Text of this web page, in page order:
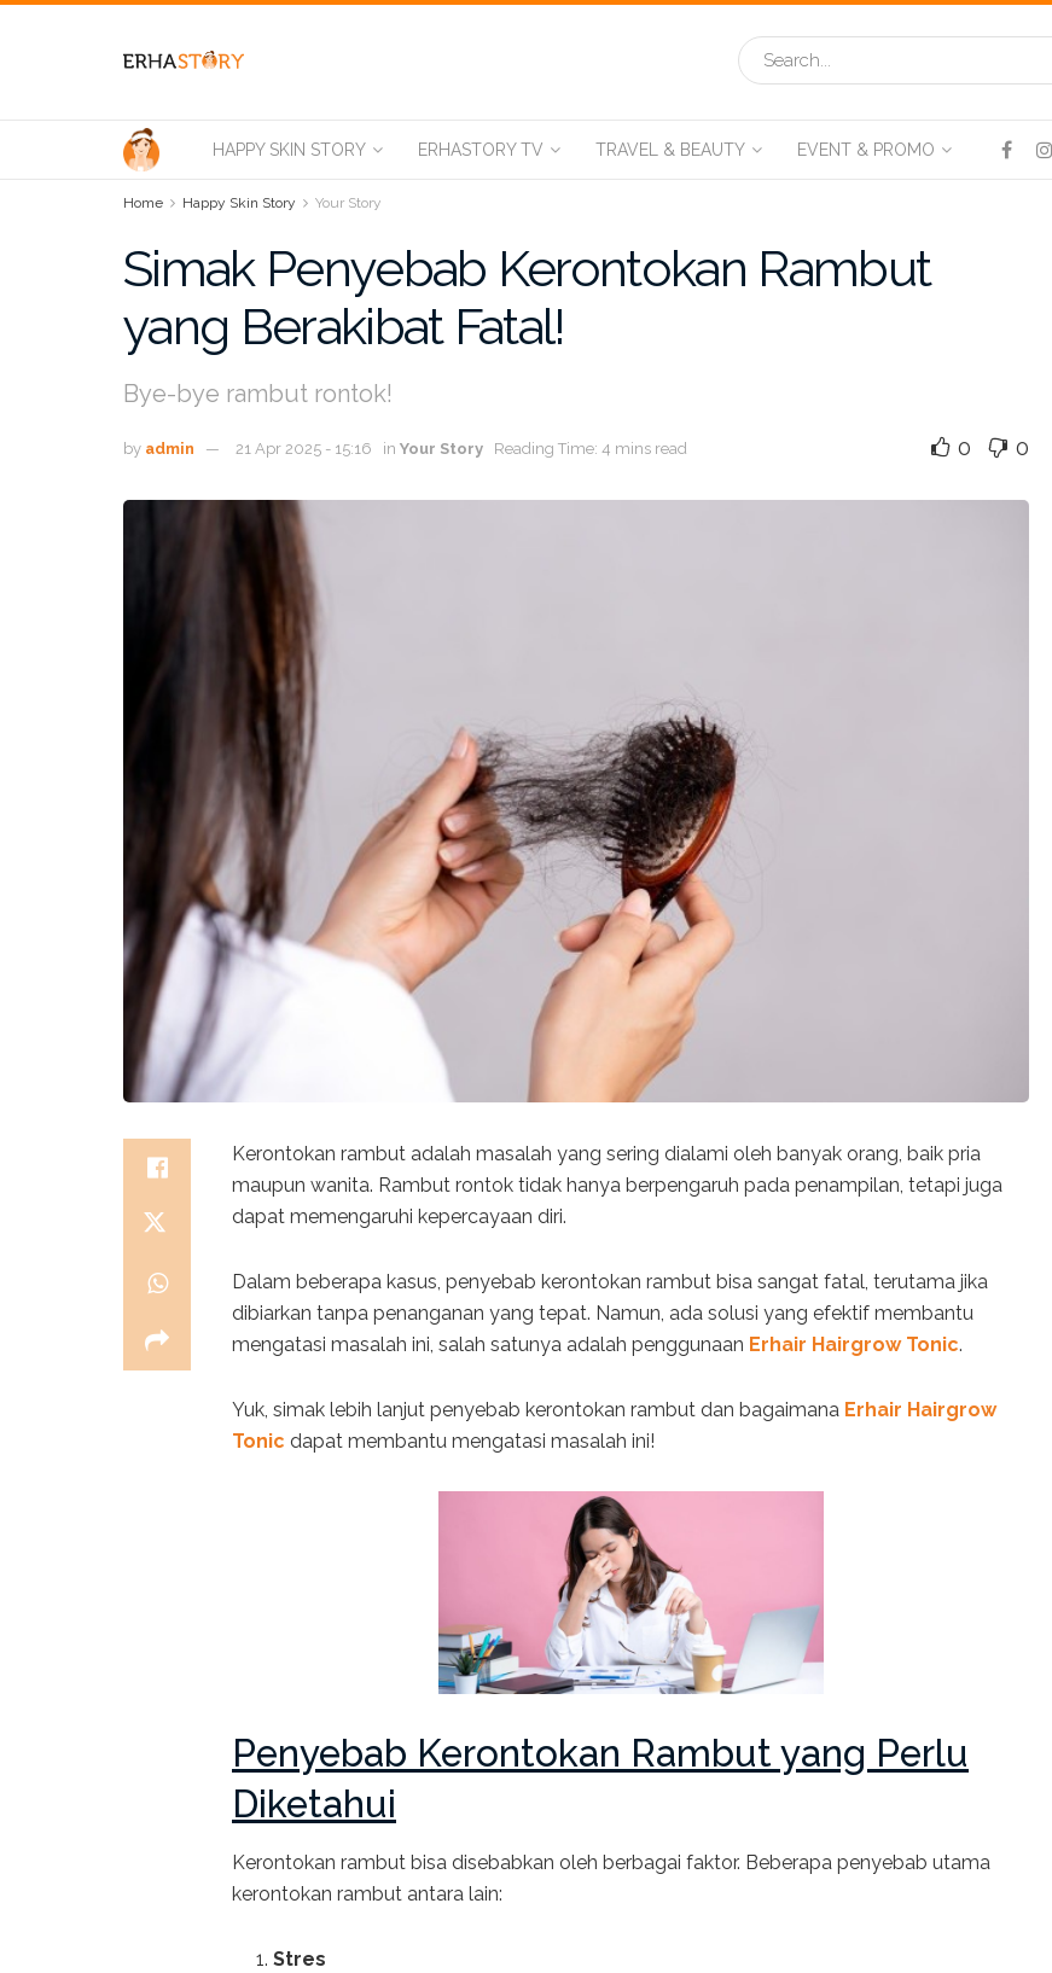
HAPPY SKIN STORY ERHASTORY TV TRAVEL & BEAUTY EVENT & PROMO
Home Happy Skin Story Your Story
Simak Penyebab Kerontokan Rambut
yang Berakibat Fatal!
Bye-bye rambut rontok!
by admin 21 Apr 2025 - 15:16 in Your Story Reading Time: 4 mins read 0 0
Kerontokan rambut adalah masalah yang sering dialami oleh banyak orang, baik pria
maupun wanita. Rambut rontok tidak hanya berpengaruh pada penampilan, tetapi juga
dapat memengaruhi kepercayaan diri.
Dalam beberapa kasus, penyebab kerontokan rambut bisa sangat fatal, terutama jika
dibiarkan tanpa penanganan yang tepat. Namun, ada solusi yang efektif membantu
mengatasi masalah ini, salah satunya adalah penggunaan Erhair Hairgrow Tonic.
Yuk, simak lebih lanjut penyebab kerontokan rambut dan bagaimana Erhair Hairgrow
Tonic dapat membantu mengatasi masalah ini!
Penyebab Kerontokan Rambut yang Perlu
Diketahui
Kerontokan rambut bisa disebabkan oleh berbagai faktor. Beberapa penyebab utama
kerontokan rambut antara lain:
Stres